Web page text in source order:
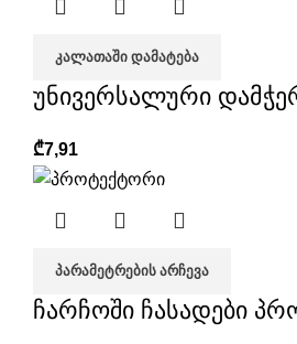
ᲙᲐᲚᲐᲗᲐᲨᲘ ᲓᲐᲛᲐᲢᲔᲑᲐ
უნივერსალური
₾7,91
ᲞᲐᲠᲐᲛᲔᲢᲠᲔᲑᲘᲡ ᲐᲠᲩᲔᲕᲐ
ჩარჩოში ჩასადები